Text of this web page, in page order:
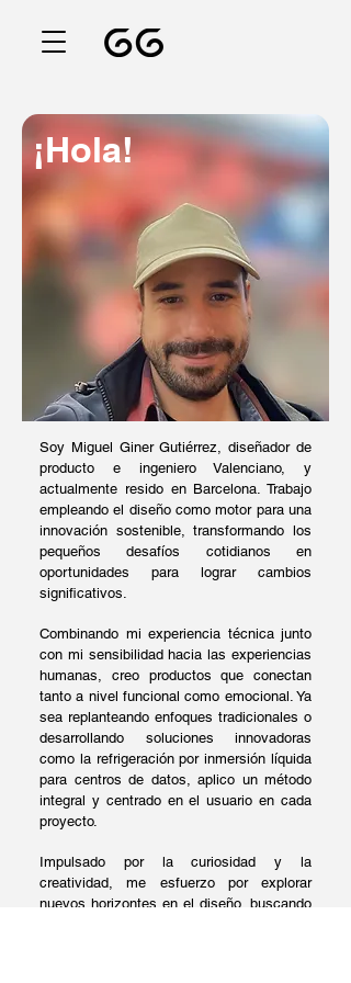
¡Hola!
Soy Miguel Giner Gutiérrez, diseñador de
producto e ingeniero Valenciano, y
actualmente resido en Barcelona. Trabajo
empleando el diseño como motor para una
innovación sostenible, transformando los
pequeños desafíos cotidianos en
oportunidades para lograr cambios
significativos.
Combinando mi experiencia técnica junto
con mi sensibilidad hacia las experiencias
humanas, creo productos que conectan
tanto a nivel funcional como emocional. Ya
sea replanteando enfoques tradicionales o
desarrollando soluciones innovadoras
como la refrigeración por inmersión líquida
para centros de datos, aplico un método
integral y centrado en el usuario en cada
proyecto.
Impulsado por la curiosidad y la
creatividad, me esfuerzo por explorar
nuevos horizontes en el diseño, buscando